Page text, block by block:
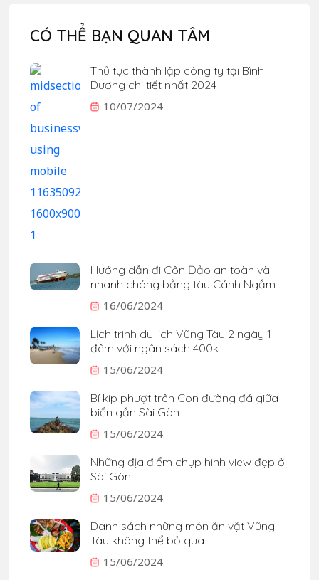
CÓ THỂ BẠN QUAN TÂM
Thủ tục thành lập công ty tại Bình
Dương chi tiết nhất 2024
10/07/2024
Hướng dẫn đi Côn Đảo an toàn và
nhanh chóng bằng tàu Cánh Ngầm
16/06/2024
Lịch trình du lịch Vũng Tàu 2 ngày 1
đêm với ngân sách 400k
15/06/2024
Bí kíp phượt trên Con đường đá giữa
biển gần Sài Gòn
15/06/2024
Những địa điểm chụp hình view đẹp ở
Sài Gòn
15/06/2024
Danh sách những món ăn vặt Vũng
Tàu không thể bỏ qua
15/06/2024